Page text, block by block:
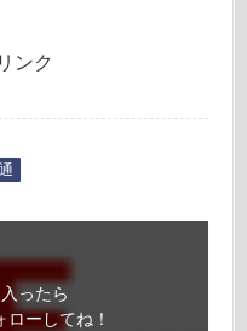
ンク
ったら
ーしてね！